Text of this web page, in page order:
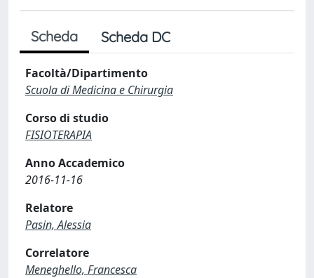
Scheda Scheda DC
Facoltà/Dipartimento
Scuola di Medicina e Chirurgia
Corso di studio
FISIOTERAPIA
Anno Accademico
2016-11-16
Relatore
Pasin, Alessia
Correlatore
Meneghello, Francesca